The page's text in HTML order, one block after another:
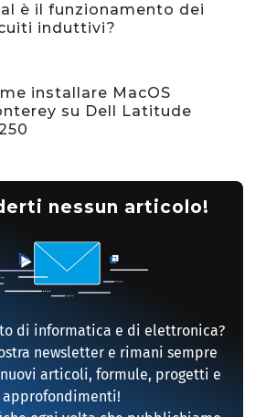
è il funzionamento dei
induttivi?
installare MacOS
su Dell Latitude
nessun articolo!
di informatica e di elettronica?
newsletter e rimani sempre
articoli, formule, progetti e
approfondimenti!